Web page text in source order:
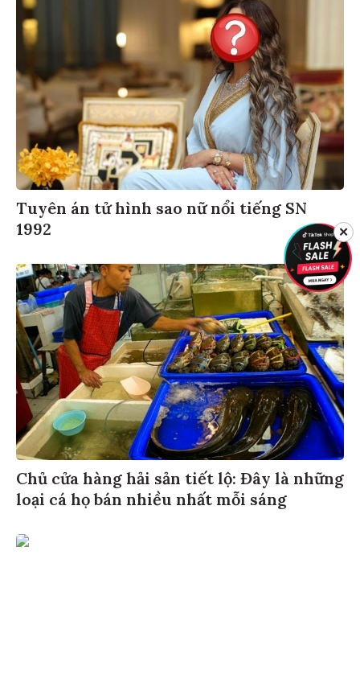
Tuyên án tử hình sao nữ nổi tiếng SN
1992
Chủ cửa hàng hải sản tiết lộ: Đây là những
loại cá họ bán nhiều nhất mỗi sáng
✕